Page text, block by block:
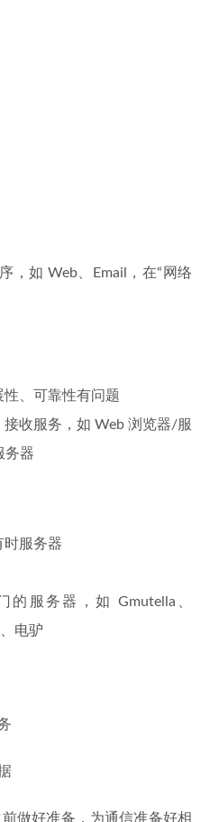
，如 Web、Email，在“网络
、可靠性有问题
收服务，如 Web 浏览器/服
务器
时服务器
的服务器，如 Gmutella、
电驴
做好准备，为通信准备好相